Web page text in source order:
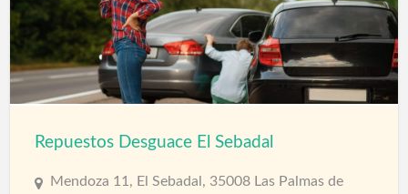
Repuestos Desguace El Sebadal
Mendoza 11, El Sebadal, 35008 Las Palmas de